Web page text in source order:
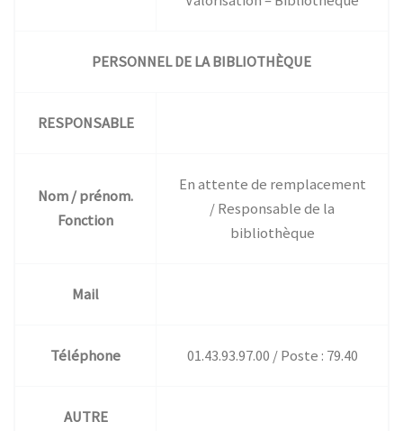
PERSONNEL DE LA BIBLIOTHÈQUE
RESPONSABLE
Nom / prénom.
Fonction
En attente de remplacement
/ Responsable de la
bibliothèque
Mail
Téléphone 01.43.93.97.00 / Poste : 79.40
AUTRE